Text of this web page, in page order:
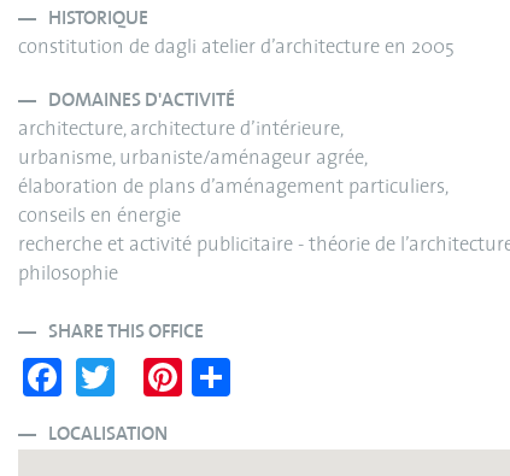
HISTORIQUE
constitution de dagli atelier d’architecture en 2005
DOMAINES D'ACTIVITÉ
architecture, architecture d’intérieure,
urbanisme, urbaniste/aménageur agrée,
élaboration de plans d’aménagement particuliers,
conseils en énergie
recherche et activité publicitaire - théorie de
philosophie
SHARE THIS OFFICE
Fa
ce
bo
wi
tte
Pi
nt
er re
LOCALISATION